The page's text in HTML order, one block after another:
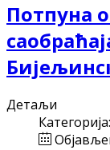
Потпуна
Детаљи
Категорија: